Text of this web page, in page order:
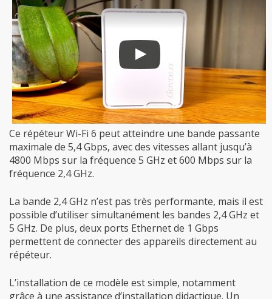
Ce répéteur Wi-Fi 6 peut atteindre une bande passante
maximale de 5,4 Gbps, avec des vitesses allant jusqu’à
4800 Mbps sur la fréquence 5 GHz et 600 Mbps sur la
fréquence 2,4 GHz.
La bande 2,4 GHz n’est pas très performante, mais il est
possible d’utiliser simultanément les bandes 2,4 GHz et
5 GHz. De plus, deux ports Ethernet de 1 Gbps
permettent de connecter des appareils directement au
répéteur.
L’installation de ce modèle est simple, notamment
grâce à une assistance d’installation didactique. Un